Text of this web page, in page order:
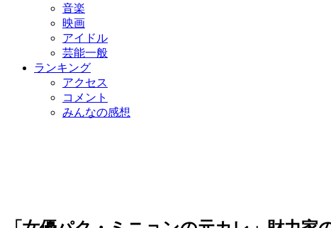
音楽
映画
アイドル
芸能一般
ランキング
アクセス
コメント
みんなの感想